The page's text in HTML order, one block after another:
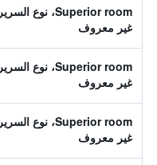
Superior room، نوع السرير
غير معروف
Superior room، نوع السرير
غير معروف
Superior room، نوع السرير
غير معروف